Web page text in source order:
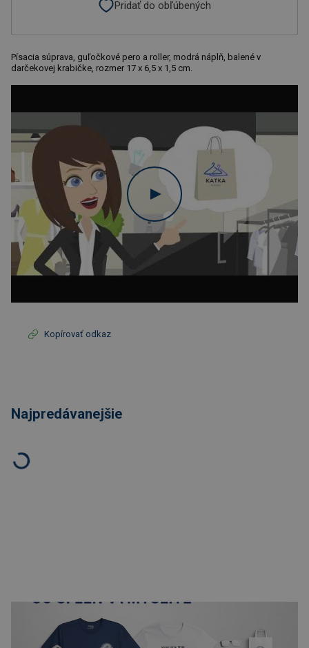
Pridať do obľúbených
Písacia súprava, guľočkové pero a roller, modrá náplň, balené v
darčekovej krabičke, rozmer 17 x 6,5 x 1,5 cm.
Kopírovať odkaz
Najpredávanejšie